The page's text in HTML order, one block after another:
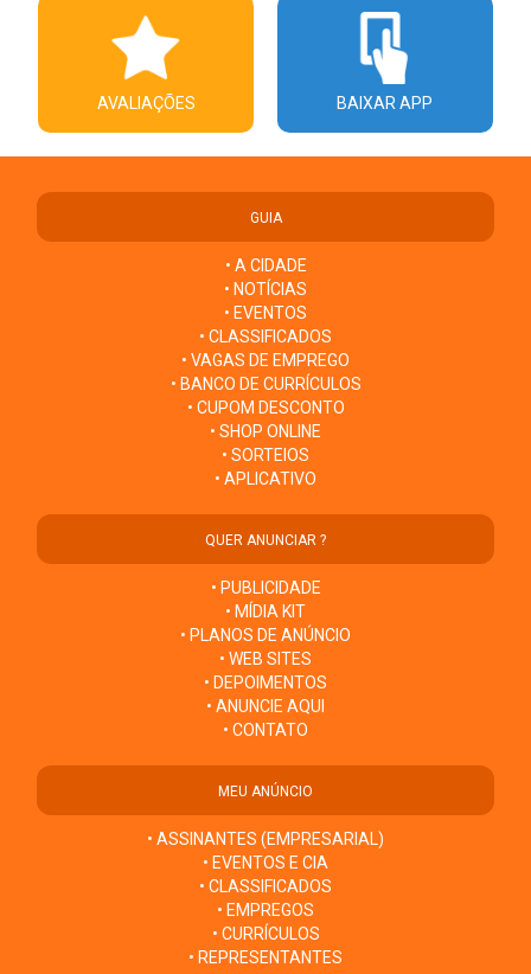
AVALIAÇÕES BAIXAR APP
GUIA
• A CIDADE
• NOTÍCIAS
• EVENTOS
• CLASSIFICADOS
• VAGAS DE EMPREGO
• BANCO DE CURRÍCULOS
• CUPOM DESCONTO
• SHOP ONLINE
• SORTEIOS
• APLICATIVO
QUER ANUNCIAR ?
• PUBLICIDADE
• MÍDIA KIT
• PLANOS DE ANÚNCIO
• WEB SITES
• DEPOIMENTOS
• ANUNCIE AQUI
• CONTATO
MEU ANÚNCIO
• ASSINANTES (EMPRESARIAL)
• EVENTOS E CIA
• CLASSIFICADOS
• EMPREGOS
• CURRÍCULOS
• REPRESENTANTES